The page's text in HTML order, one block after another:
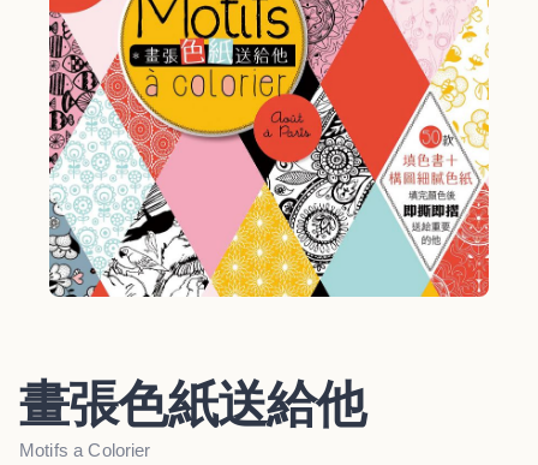
畫張色紙送給他
Motifs a Colorier